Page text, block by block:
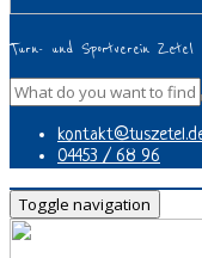
Turn- und Sportverein
04453 / 68 96
Toggle navigation